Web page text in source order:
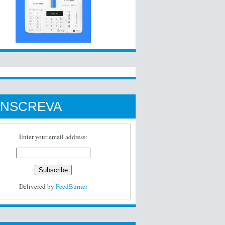
Enter your email address:
Delivered by FeedBurner